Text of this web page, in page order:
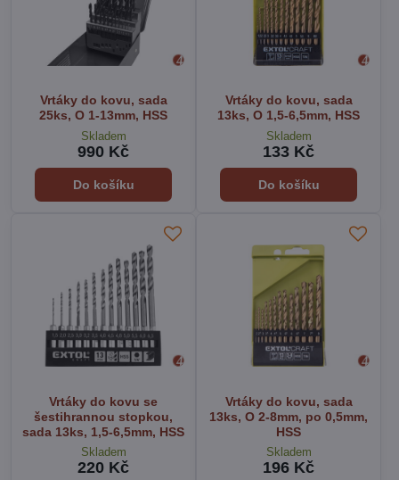
Vrtáky do kovu, sada
25ks, O 1-13mm, HSS
Skladem
990 Kč
Do košíku
Vrtáky do kovu, sada
13ks, O 1,5-6,5mm, HSS
Skladem
133 Kč
Do košíku
Vrtáky do kovu se
šestihrannou stopkou,
sada 13ks, 1,5-6,5mm, HSS
Skladem
220 Kč
Vrtáky do kovu, sada
13ks, O 2-8mm, po 0,5mm,
HSS
Skladem
196 Kč